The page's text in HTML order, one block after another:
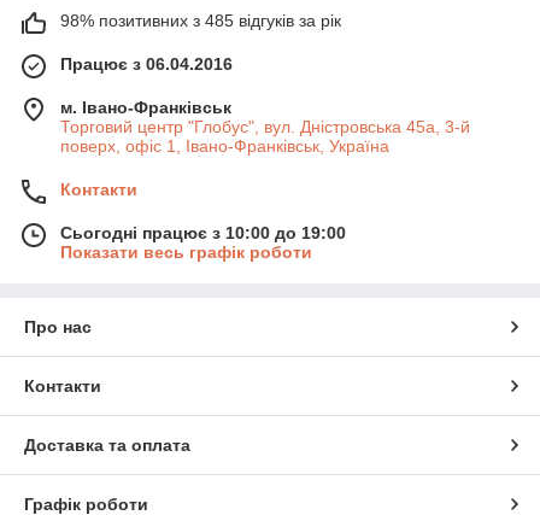
98% позитивних з 485 відгуків за рік
Працює з 06.04.2016
м. Івано-Франківськ
Торговий центр "Глобус", вул. Дністровська 45а, 3-й
поверх, офіс 1, Івано-Франківськ, Україна
Контакти
Сьогодні працює з 10:00 до 19:00
Показати весь графік роботи
Про нас
Контакти
Доставка та оплата
Графік роботи